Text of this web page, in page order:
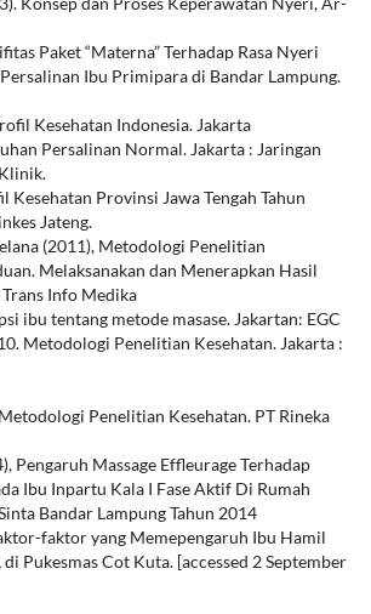
Paket “Materna” Terhadap Rasa Nyeri
Ibu Primipara di Bandar Lampung.
Kesehatan Indonesia. Jakarta
Persalinan Normal. Jakarta : Jaringan
Kesehatan Provinsi Jawa Tengah Tahun
Jateng.
(2011), Metodologi Penelitian
Melaksanakan dan Menerapkan Hasil
Info Medika
ibu tentang metode masase. Jakartan: EGC
Metodologi Penelitian Kesehatan. Jakarta :
Penelitian Kesehatan. PT Rineka
Pengaruh Massage Effleurage Terhadap
Ibu Inpartu Kala I Fase Aktif Di Rumah
Bandar Lampung Tahun 2014
faktor yang Memepengaruh Ibu Hamil
Pukesmas Cot Kuta. [accessed 2 September